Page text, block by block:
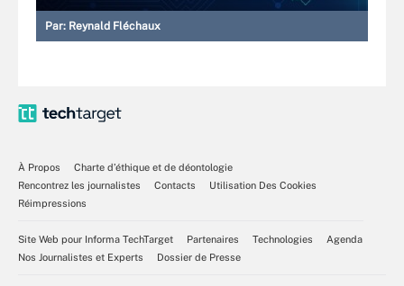
Par: Reynald Fléchaux
À Propos
Charte d’éthique et de déontologie
Rencontrez les journalistes
Contacts
Utilisation Des Cookies
Réimpressions
Site Web pour Informa TechTarget Partenaires Technologies
Agenda
Nos Journalistes et Experts
Dossier de Presse